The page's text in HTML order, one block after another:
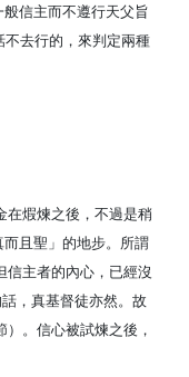
信主而不遵行天父旨
去行的，來判定兩種
在煆煉之後，不過是稍
且聖」的地步。所謂
信主者的內心，已經沒
，真基督徒亦然。故
。信心被試煉之後，